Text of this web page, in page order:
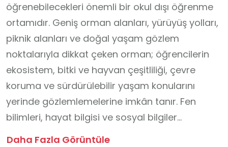
öğrenebilecekleri önemli bir okul dışı öğrenme
ortamıdır. Geniş orman alanları, yürüyüş yolları,
piknik alanları ve doğal yaşam gözlem
noktalarıyla dikkat çeken orman; öğrencilerin
ekosistem, bitki ve hayvan çeşitliliği, çevre
koruma ve sürdürülebilir yaşam konularını
yerinde gözlemlemelerine imkân tanır. Fen
bilimleri, hayat bilgisi ve sosyal bilgiler
dersleriyle ilişkilendirilebilecek bu alanda doğa
Daha Fazla Görüntüle